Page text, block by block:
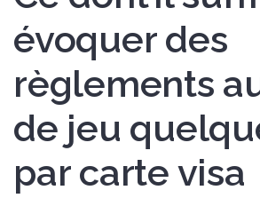
évoquer des
règlements
de jeu
par carte visa